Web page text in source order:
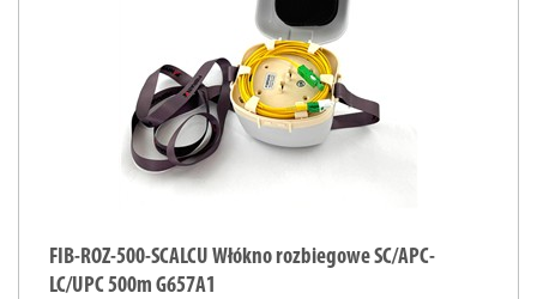
FIB-ROZ-500-SCALCU Włókno rozbiegowe SC/APC-
LC/UPC 500m G657A1